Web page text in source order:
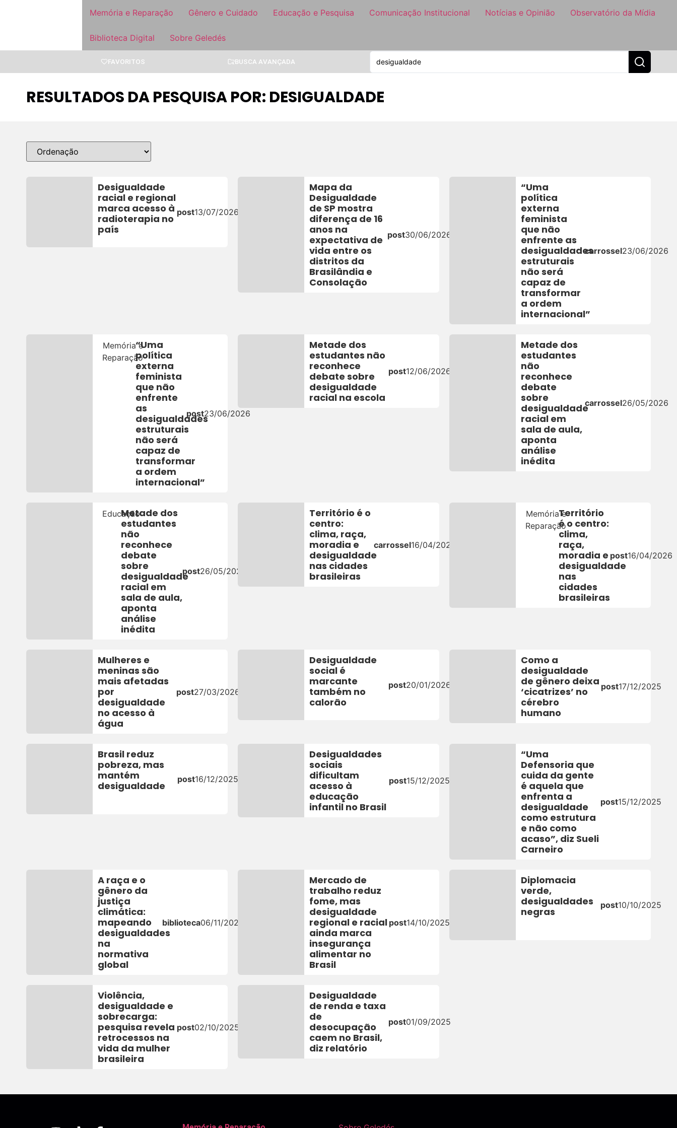
Memória e Reparação Gênero e Cuidado Educação e Pesquisa Comunicação Institucional Notícias e Opinião Observatório da Mídia
Biblioteca Digital Sobre Geledés
FAVORITOS BUSCA AVANÇADA
RESULTADOS DA PESQUISA POR: DESIGUALDADE
Desigualdade
racial e regional
marca acesso à
radioterapia no
país
post13/07/2026
Mapa da
Desigualdade
de SP mostra
diferença de 16
anos na
expectativa de
vida entre os
distritos da
Brasilândia e
Consolação
post30/06/2026
“Uma
política
externa
feminista
que não
enfrente as
desigualdades
estruturais
não será
capaz de
transformar
a ordem
internacional”
carrossel23/06/2026
Memória e
Reparação
“Uma
política
externa
feminista
que não
enfrente
as
desigualdades
estruturais
não será
capaz de
transformar
a ordem
internacional”
post23/06/2026
Metade dos
estudantes não
reconhece
debate sobre
desigualdade
racial na escola
post12/06/2026
Metade dos
estudantes
não
reconhece
debate
sobre
desigualdade
racial em
sala de aula,
aponta
análise
inédita
carrossel26/05/2026
EducaçãoMetade dos
estudantes
não
reconhece
debate
sobre
desigualdade
racial em
sala de aula,
aponta
análise
inédita
post26/05/2026
Território é o
centro:
clima, raça,
moradia e
desigualdade
nas cidades
brasileiras
carrossel16/04/2026
Memória e
Reparação
Território
é o centro:
clima,
raça,
moradia e
desigualdade
nas
cidades
brasileiras
post16/04/2026
Mulheres e
meninas são
mais afetadas
por
desigualdade
no acesso à
água
post27/03/2026
Desigualdade
social é
marcante
também no
calorão
post20/01/2026
Como a
desigualdade
de gênero deixa
‘cicatrizes’ no
cérebro
humano
post17/12/2025
Brasil reduz
pobreza, mas
mantém
desigualdade
post16/12/2025
Desigualdades
sociais
dificultam
acesso à
educação
infantil no Brasil
post15/12/2025
“Uma
Defensoria que
cuida da gente
é aquela que
enfrenta a
desigualdade
como estrutura
e não como
acaso”, diz Sueli
Carneiro
post15/12/2025
A raça e o
gênero da
justiça
climática:
mapeando
desigualdades
na
normativa
global
biblioteca06/11/2025
Mercado de
trabalho reduz
fome, mas
desigualdade
regional e racial
ainda marca
insegurança
alimentar no
Brasil
post14/10/2025
Diplomacia
verde,
desigualdades
negras
post10/10/2025
Violência,
desigualdade e
sobrecarga:
pesquisa revela
retrocessos na
vida da mulher
brasileira
post02/10/2025
Desigualdade
de renda e taxa
de
desocupação
caem no Brasil,
diz relatório
post01/09/2025